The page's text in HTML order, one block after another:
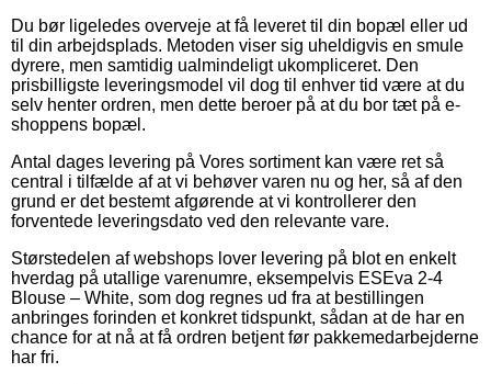
Du bør ligeledes overveje at få leveret til din bopæl eller ud
til din arbejdsplads. Metoden viser sig uheldigvis en smule
dyrere, men samtidig ualmindeligt ukompliceret. Den
prisbilligste leveringsmodel vil dog til enhver tid være at du
selv henter ordren, men dette beroer på at du bor tæt på e-
shoppens bopæl.
Antal dages levering på Vores sortiment kan være ret så
central i tilfælde af at vi behøver varen nu og her, så af den
grund er det bestemt afgørende at vi kontrollerer den
forventede leveringsdato ved den relevante vare.
Størstedelen af webshops lover levering på blot en enkelt
hverdag på utallige varenumre, eksempelvis ESEva 2-4
Blouse – White, som dog regnes ud fra at bestillingen
anbringes forinden et konkret tidspunkt, sådan at de har en
chance for at nå at få ordren betjent før pakkemedarbejderne
har fri.